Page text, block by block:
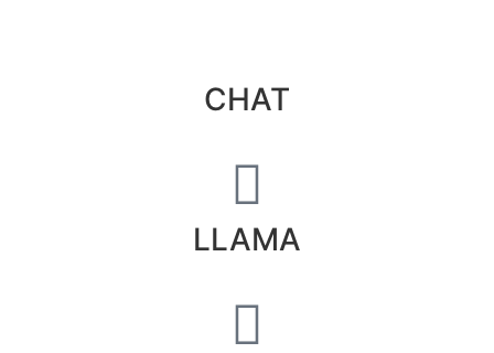
CHAT
LLAMA